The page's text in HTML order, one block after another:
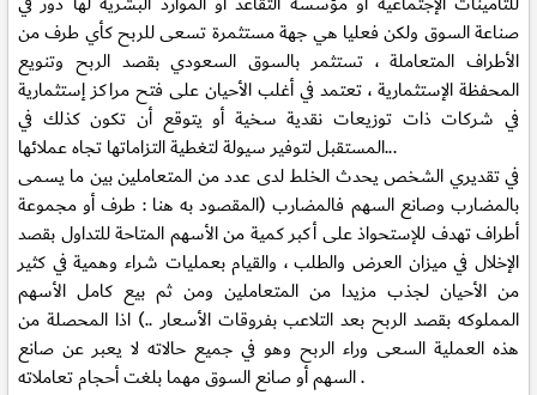
صناعة السوق ولكن فعليا هي جهة مستثمرة تسعى للربح كأي طرف من
الأطراف المتعاملة ، تستثمر بالسوق السعودي بقصد الربح وتنويع
المحفظة الإستثمارية ، تعتمد في أغلب الأحيان على فتح مراكز إستثمارية
في شركات ذات توزيعات نقدية سخية أو يتوقع أن تكون كذلك في
المستقبل لتوفير سيولة لتغطية التزاماتها تجاه عملائها...
في تقديري الشخص يحدث الخلط لدى عدد من المتعاملين بين ما يسمى
بالمضارب وصانع السهم فالمضارب (المقصود به هنا : طرف أو مجموعة
أطراف تهدف للإستحواذ على أكبر كمية من الأسهم المتاحة للتداول بقصد
الإخلال في ميزان العرض والطلب ، والقيام بعمليات شراء وهمية في كثير
من الأحيان لجذب مزيدا من المتعاملين ومن ثم بيع كامل الأسهم
المملوكه بقصد الربح بعد التلاعب بفروقات الأسعار ..) اذا المحصلة من
هذه العملية السعى وراء الربح وهو في جميع حالاته لا يعبر عن صانع
السهم أو صانع السوق مهما بلغت أحجام تعاملاته .